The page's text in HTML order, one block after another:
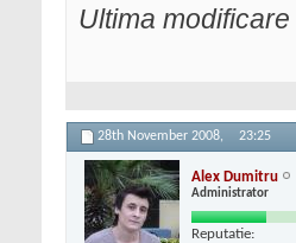
Ultima
28th November 2008, 23:25
Alex Dumitru
Administrator
Reputatie: